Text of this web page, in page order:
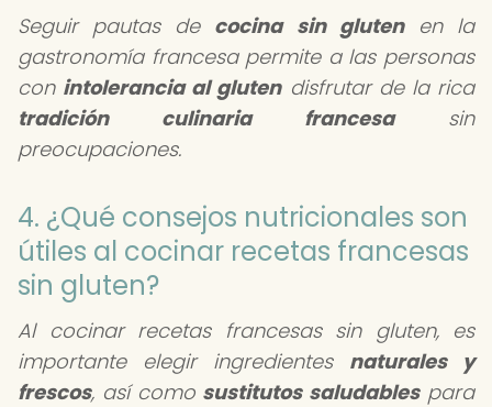
Seguir pautas de cocina sin glutenen la
gastronomía francesa permite a las personas
con intolerancia al glutendisfrutar de la rica
tradición culinaria francesasin
preocupaciones.
4. ¿Qué consejos nutricionales son
útiles al cocinar recetas francesas
sin gluten?
Al cocinar recetas francesas sin gluten, es
importante elegir ingredientes naturales y
frescos, así como sustitutos saludablespara